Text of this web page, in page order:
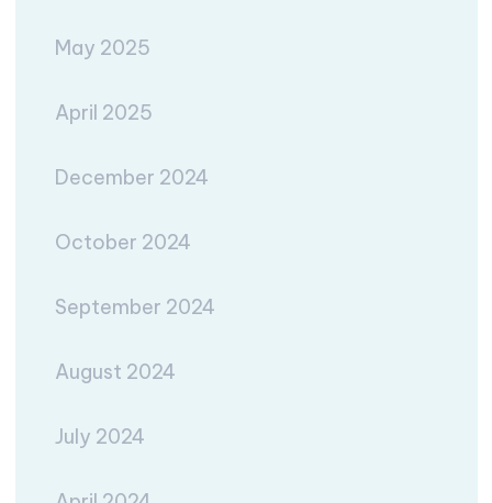
May 2025
April 2025
December 2024
October 2024
September 2024
August 2024
July 2024